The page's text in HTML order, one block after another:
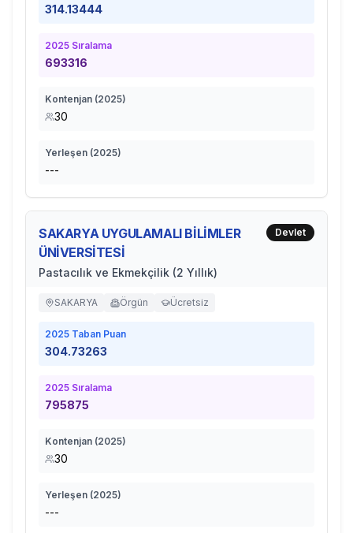
314.13444
2025 Sıralama
693316
Kontenjan (2025)
30
Yerleşen (2025)
---
SAKARYA UYGULAMALI BİLİMLER
ÜNİVERSİTESİ
Pastacılık ve Ekmekçilik (2 Yıllık)
Devlet
SAKARYA Örgün Ücretsiz
2025 Taban Puan
304.73263
2025 Sıralama
795875
Kontenjan (2025)
30
Yerleşen (2025)
---